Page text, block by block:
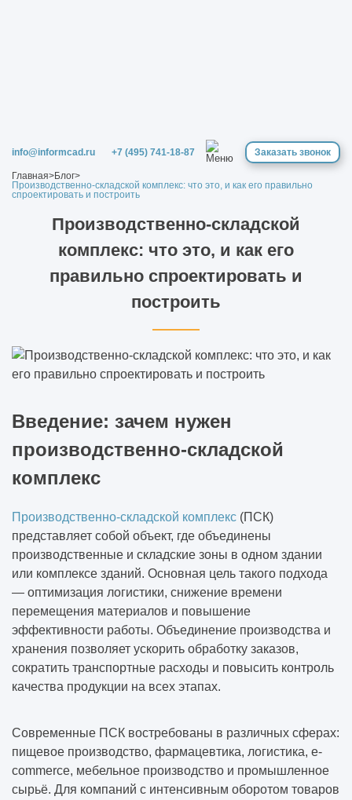
info@informcad.ru +7 (495) 741-18-87 Заказать звонок
Главная>Блог>
Производственно‑складской комплекс: что это, и как его правильно
спроектировать и построить
Производственно‑складской
комплекс: что это, и как его
правильно спроектировать и
построить
Введение: зачем нужен
производственно‑складской
комплекс
Производственно‑складской комплекс (ПСК)
представляет собой объект, где объединены
производственные и складские зоны в одном здании
или комплексе зданий. Основная цель такого подхода
— оптимизация логистики, снижение времени
перемещения материалов и повышение
эффективности работы. Объединение производства и
хранения позволяет ускорить обработку заказов,
сократить транспортные расходы и повысить контроль
качества продукции на всех этапах.
Современные ПСК востребованы в различных сферах:
пищевое производство, фармацевтика, логистика, e-
commerce, мебельное производство и промышленное
сырьё. Для компаний с интенсивным оборотом товаров